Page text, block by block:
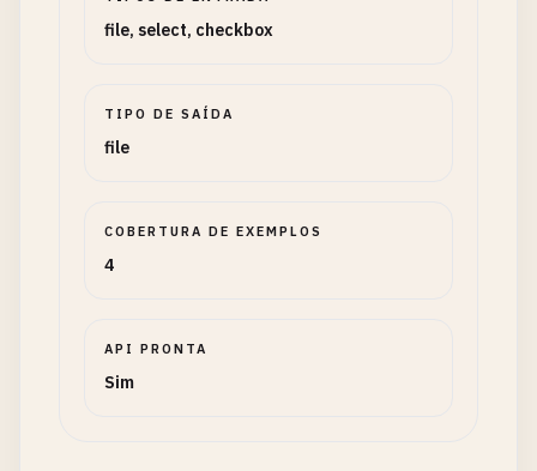
file, select, checkbox
TIPO DE SAÍDA
file
COBERTURA DE EXEMPLOS
4
API PRONTA
Sim